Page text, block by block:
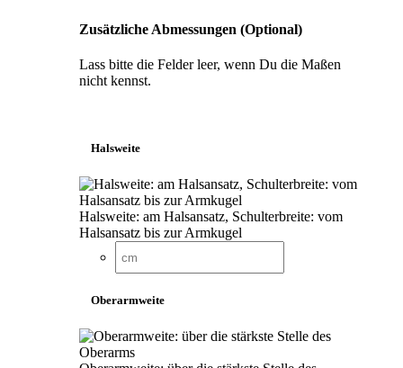
Zusätzliche Abmessungen (Optional)
Lass bitte die Felder leer, wenn Du die Maßen
nicht kennst.
Halsweite
Halsweite: am Halsansatz, Schulterbreite: vom
Halsansatz bis zur Armkugel
Oberarmweite